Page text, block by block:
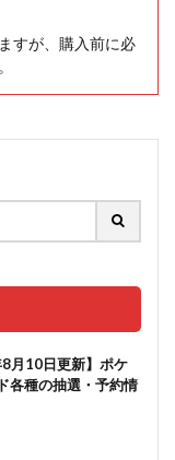
すが、購入前に必
8月10日更新】ポケ
各種の抽選・予約情